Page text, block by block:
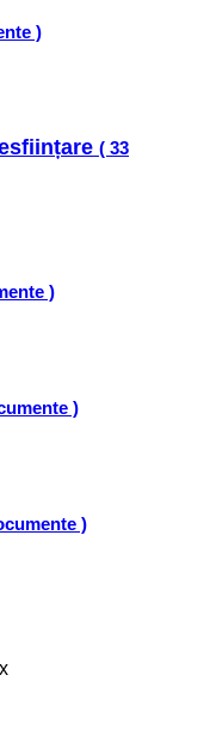
)
( 33
)
)
)